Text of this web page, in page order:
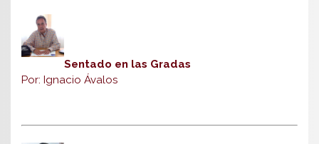
Sentado en las Gradas
Por: Ignacio Ávalos